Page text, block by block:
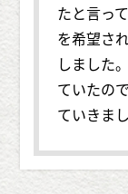
たと言っ
を希望さ
しました
ていたの
ていきま
気に入っ